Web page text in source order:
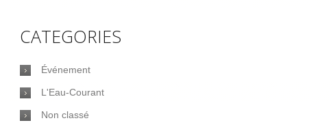
CATEGORIES
Événement
L'Eau-Courant
Non classé